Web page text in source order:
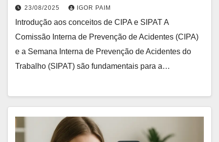
23/08/2025 IGOR PAIM
Introdução aos conceitos de CIPA e SIPAT A
Comissão Interna de Prevenção de Acidentes (CIPA)
e a Semana Interna de Prevenção de Acidentes do
Trabalho (SIPAT) são fundamentais para a…